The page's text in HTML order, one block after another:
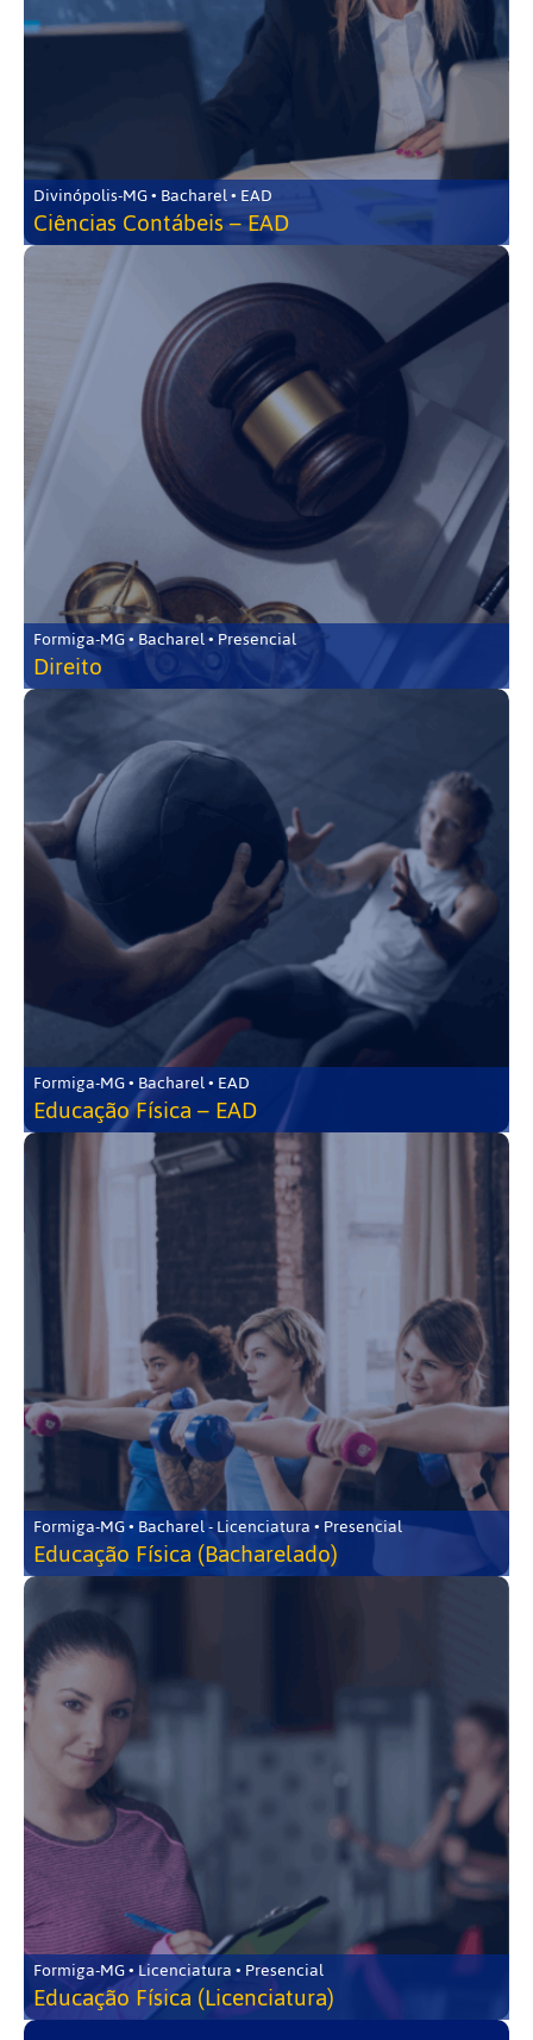
Divinópolis-MG • Bacharel • EAD
Ciências Contábeis – EAD
Formiga-MG • Bacharel • Presencial
Direito
Formiga-MG • Bacharel • EAD
Educação Física – EAD
Formiga-MG • Bacharel - Licenciatura • Presencial
Educação Física (Bacharelado)
Formiga-MG • Licenciatura • Presencial
Educação Física (Licenciatura)